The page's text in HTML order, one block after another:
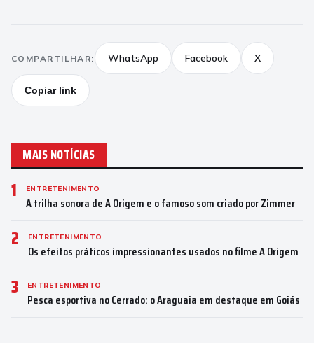
COMPARTILHAR: WhatsApp Facebook X
Copiar link
MAIS NOTÍCIAS
1 ENTRETENIMENTO
A trilha sonora de A Origem e o famoso som criado por Zimmer
2 ENTRETENIMENTO
Os efeitos práticos impressionantes usados no filme A Origem
3 ENTRETENIMENTO
Pesca esportiva no Cerrado: o Araguaia em destaque em Goiás